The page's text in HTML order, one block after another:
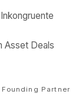
Asset Deals
Founding Partner